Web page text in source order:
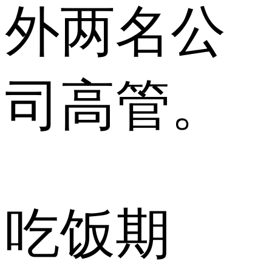
外两名公
司高管。
吃饭期